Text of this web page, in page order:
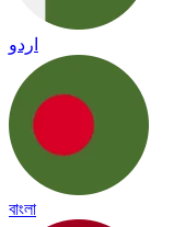
اردو
বাংলা